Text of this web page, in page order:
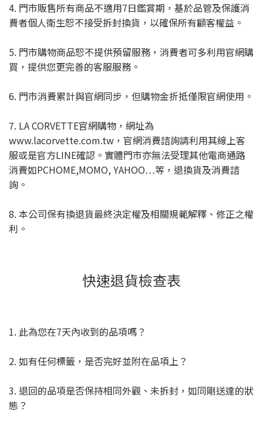
4. 門市販售所有商品不適用7日鑑賞期，基於品管及保護消
費者個人衛生恕不接受拆封換貨，以確保所有顧客權益。
5. 門市購物商品恕不提供預留服務，消費者可多利用官網購
買，提供您更完善的客服服務。
6. 門市消費累計與官網同步，但購物金折抵僅限官網使用。
7. LA CORVETTE官網購物，網址為
www.lacorvette.com.tw，官網消費諮詢請利用其線上客
服或是官方LINE確認。實體門市亦無法受理其他電商通路
消費如PCHOME,MOMO, YAHOO…等，退換貨及消費諮
詢。
8. 本公司保有換退貨最終決定權及相關規範解釋、修正之權
利。
快速退貨檢查表
1. 此為您在7天內收到的品項嗎？
2. 如有任何標籤，是否完好並附在品項上？
3. 退回的品項是否保持相同外觀、未拆封，如同剛送達的狀
態？